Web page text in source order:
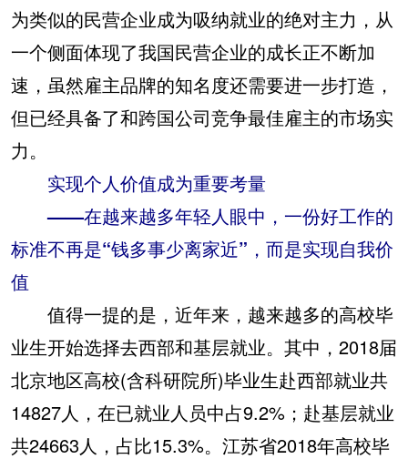
为类似的民营企业成为吸纳就业的绝对主力，从
一个侧面体现了我国民营企业的成长正不断加
速，虽然雇主品牌的知名度还需要进一步打造，
但已经具备了和跨国公司竞争最佳雇主的市场实
力。
实现个人价值成为重要考量
——在越来越多年轻人眼中，一份好工作的
标准不再是“钱多事少离家近”，而是实现自我价
值
值得一提的是，近年来，越来越多的高校毕
业生开始选择去西部和基层就业。其中，2018届
北京地区高校(含科研院所)毕业生赴西部就业共
14827人，在已就业人员中占9.2%；赴基层就业
共24663人，占比15.3%。江苏省2018年高校毕